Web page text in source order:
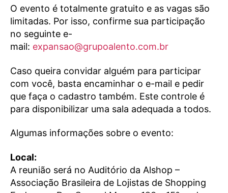
O evento é totalmente gratuito e as vagas são
limitadas. Por isso, confirme sua participação
no seguinte e-
mail: expansao@grupoalento.com.br
Caso queira convidar alguém para participar
com você, basta encaminhar o e-mail e pedir
que faça o cadastro também. Este controle é
para disponibilizar uma sala adequada a todos.
Algumas informações sobre o evento:
Local:
A reunião será no Auditório da Alshop –
Associação Brasileira de Lojistas de Shopping